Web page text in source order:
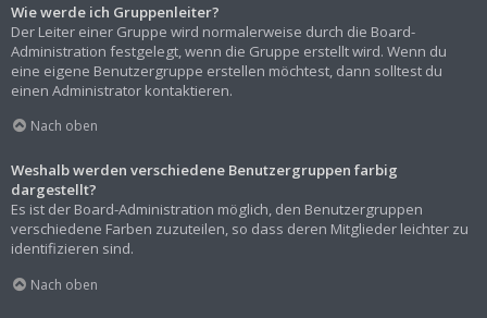
Wie werde ich Gruppenleiter?
Der Leiter einer Gruppe wird normalerweise durch die Board-
Administration festgelegt, wenn die Gruppe erstellt wird. Wenn du
eine eigene Benutzergruppe erstellen möchtest, dann solltest du
einen Administrator kontaktieren.
Nach oben
Weshalb werden verschiedene Benutzergruppen farbig
dargestellt?
Es ist der Board-Administration möglich, den Benutzergruppen
verschiedene Farben zuzuteilen, so dass deren Mitglieder leichter zu
identifizieren sind.
Nach oben